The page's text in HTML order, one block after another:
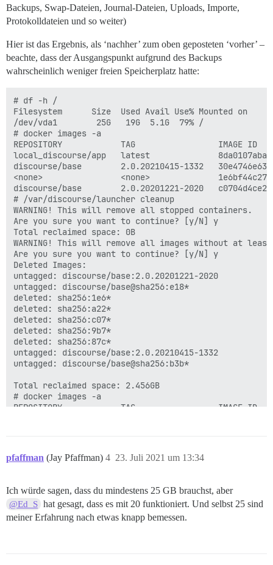
Backups, Swap-Dateien, Journal-Dateien, Uploads, Importe,
Protokolldateien und so weiter)
Hier ist das Ergebnis, als ‘nachher’ zum oben geposteten ‘vorher’ –
beachte, dass der Ausgangspunkt aufgrund des Backups
wahrscheinlich weniger freien Speicherplatz hatte:
# df -h /
Filesystem      Size  Used Avail Use% Mounted on
/dev/vda1        25G   19G  5.1G  79% /
# docker images -a
REPOSITORY            TAG                 IMAGE ID
local_discourse/app   latest
discourse/base        2.0.20210415-1332
<none>                <none>
discourse/base        2.0.20201221-2020
# /var/discourse/launcher cleanup
WARNING! This will remove all stopped containers.
Are you sure you want to continue? [y/N] y
Total reclaimed space: 0B
WARNING! This will remove all images without at
Are you sure you want to continue? [y/N] y
Deleted Images:
untagged: discourse/base:2.0.20201221-2020
untagged: discourse/base@sha256:e18*
deleted: sha256:1e6*
deleted: sha256:a22*
deleted: sha256:c07*
deleted: sha256:9b7*
deleted: sha256:87c*
untagged: discourse/base:2.0.20210415-1332
untagged: discourse/base@sha256:b3b*
Total reclaimed space: 2.456GB
# docker images -a
REPOSITORY            TAG                 IMAGE ID
local_discourse/app   latest
/dev/vda1        25G   17G  7.8G  68% /
# docker system df
TYPE                TOTAL               ACTIVE
pfaffman (Jay Pfaffman) 23. Juli 2021 um 13:34
4
Ich würde sagen, dass du mindestens 25 GB brauchst, aber
@Ed_S hat gesagt, dass es mit 20 funktioniert. Und selbst 25 sind
meiner Erfahrung nach etwas knapp bemessen.